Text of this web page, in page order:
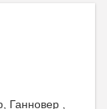
Ганновер ,